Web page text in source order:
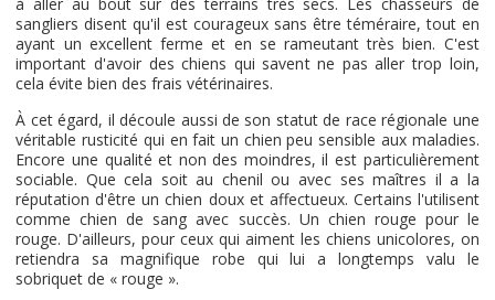
sangliers disent qu'il est courageux sans être téméraire, tout en
ayant un excellent ferme et en se rameutant très bien. C'est
important d'avoir des chiens qui savent ne pas aller trop loin,
cela évite bien des frais vétérinaires.
À cet égard, il découle aussi de son statut de race régionale une
véritable rusticité qui en fait un chien peu sensible aux maladies.
Encore une qualité et non des moindres, il est particulièrement
sociable. Que cela soit au chenil ou avec ses maîtres il a la
réputation d'être un chien doux et affectueux. Certains l'utilisent
comme chien de sang avec succès. Un chien rouge pour le
rouge. D'ailleurs, pour ceux qui aiment les chiens unicolores, on
retiendra sa magnifique robe qui lui a longtemps valu le
sobriquet de « rouge ».